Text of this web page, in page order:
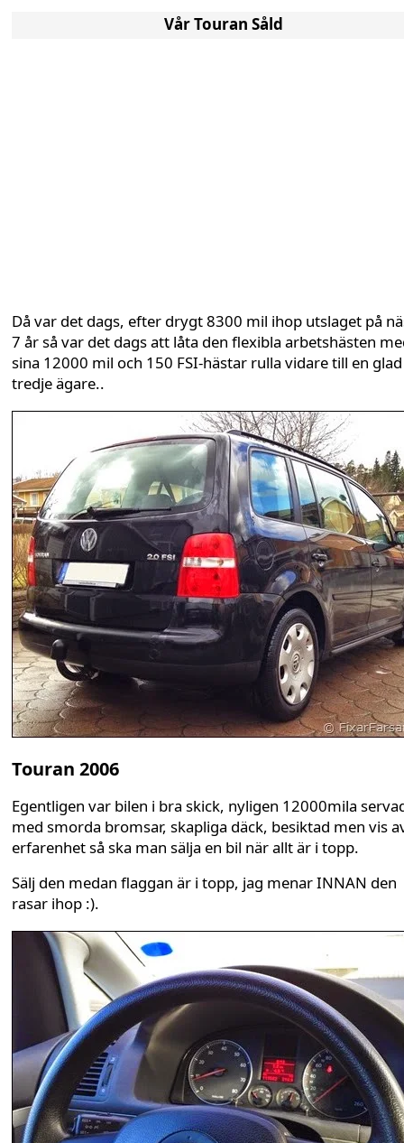
Vår Touran Såld
Då var det dags, efter drygt 8300 mil ihop utslaget på
7 år så var det dags att låta den flexibla arbetshästen
sina 12000 mil och 150 FSI-hästar rulla vidare till en glad
tredje ägare..
Touran 2006
Egentligen var bilen i bra skick, nyligen 12000mila
med smorda bromsar, skapliga däck, besiktad men vis
erfarenhet så ska man sälja en bil när allt är i topp.
Sälj den medan flaggan är i topp, jag menar INNAN den
rasar ihop :).